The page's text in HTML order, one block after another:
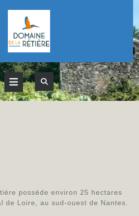
Open
Button
possède environ 25 hectares
de Loire, au sud-ouest de Nantes.